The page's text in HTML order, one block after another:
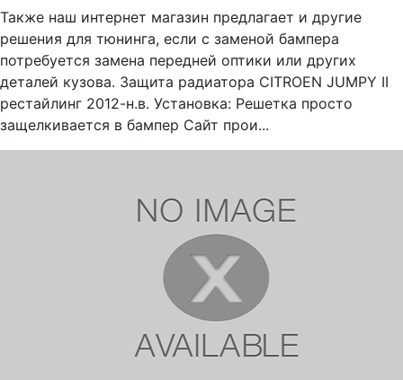
Также наш интернет магазин предлагает и другие
решения для тюнинга, если с заменой бампера
потребуется замена передней оптики или других
деталей кузова. Защита радиатора CITROEN JUMPY II
рестайлинг 2012-н.в. Установка: Решетка просто
защелкивается в бампер Сайт прои...